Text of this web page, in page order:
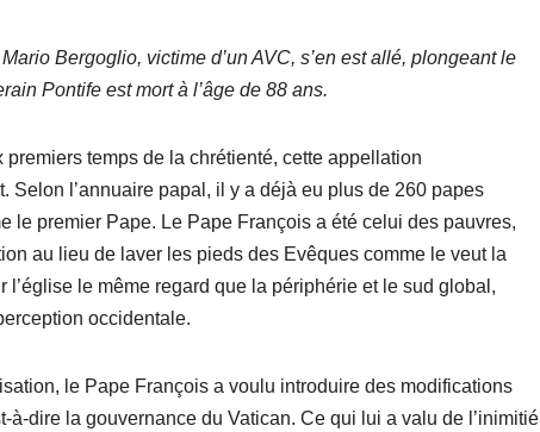
Bergoglio, victime d’un AVC, s’en est allé, plongeant le
Pontife est mort à l’âge de 88 ans.
temps de la chrétienté, cette appellation
Selon l’annuaire papal, il y a déjà eu plus de 260 papes
le premier Pape. Le Pape François a été celui des pauvres,
au lieu de laver les pieds des Evêques comme le veut la
le même regard que la périphérie et le sud global,
occidentale.
le Pape François a voulu introduire des modifications
à-dire la gouvernance du Vatican. Ce qui lui a valu de l’inimitié